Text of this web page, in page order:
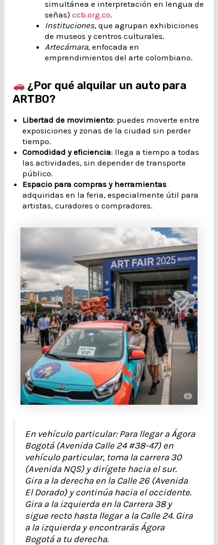
simultánea e interpretación en lengua de
señas) ccb.org.co.
Instituciones, que agrupan exhibiciones
de museos y centros culturales.
Artecámara, enfocada en
emprendimientos del arte colombiano.
¿Por qué alquilar un auto para
ARTBO?
Libertad de movimiento: puedes moverte entre
exposiciones y zonas de la ciudad sin perder
tiempo.
Comodidad y eficiencia: llega a tiempo a todas
las actividades, sin depender de transporte
público.
Espacio para compras y herramientas
adquiridas en la feria, especialmente útil para
artistas, curadores o compradores.
En vehículo particular: Para llegar a Ágora
Bogotá (Avenida Calle 24 #38-47) en
vehículo particular, toma la carrera 30
(Avenida NQS) y dirígete hacia el sur.
Gira a la derecha en la Calle 26 (Avenida
El Dorado) y continúa hacia el occidente.
Gira a la izquierda en la Carrera 38 y
sigue recto hasta llegar a la Calle 24. Gira
a la izquierda y encontrarás Ágora
Bogotá a tu derecha.